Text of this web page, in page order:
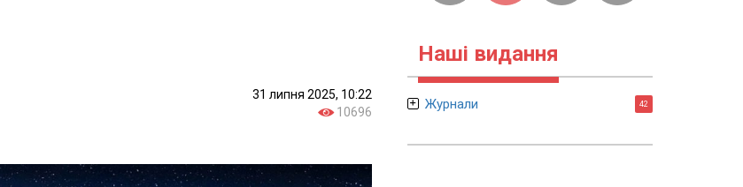
31 липня 2025, 10:22
10696
Наші видання
Журнали 42